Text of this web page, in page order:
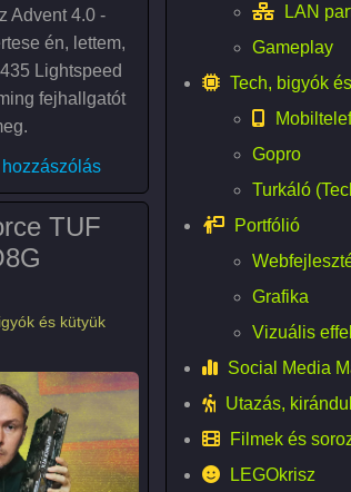
000 beépített játékkal)
Advent 4.0 -
én, lettem,
Lightspeed
fejhallgatót
4.0 - első nap játék nyertese vagyok)
TUF
és kütyük
LAN
Gameplay
Tech, bigyók
Gopro
Turkáló
Portfólió
Grafika
Vizuális
Social Media
Utazás,
Filmek és
LEGOkrisz